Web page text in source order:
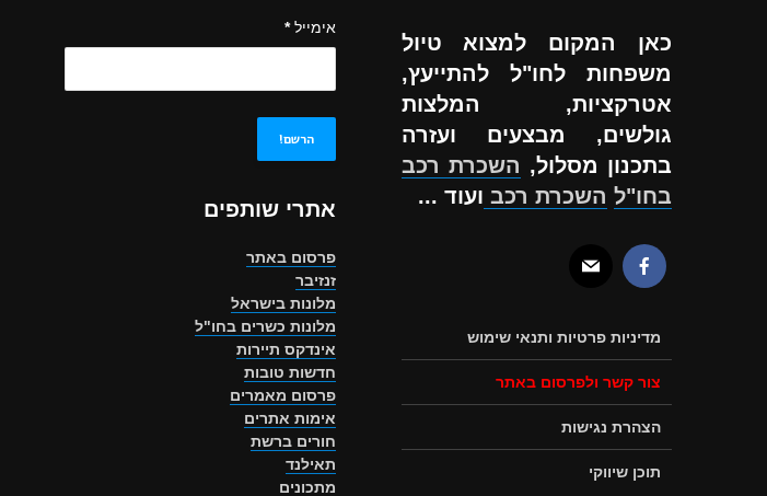
כאן המקום למצוא טיול
משפחות לחו"ל להתייעץ,
אטרקציות, המלצות
גולשים, מבצעים ועזרה
בתכנון מסלול, השכרת רכב
בחו"ל השכרת רכב ועוד ...
מדיניות פרטיות ותנאי שימוש
צור קשר ולפרסום באתר
הצהרת נגישות
תוכן שיווקי
אימייל*
אתרי שותפים
פרסום באתר
זנזיבר
מלונות בישראל
מלונות כשרים בחו"ל
אינדקס תיירות
חדשות טובות
פרסום מאמרים
אימות אתרים
חורים ברשת
תאילנד
מתכונים